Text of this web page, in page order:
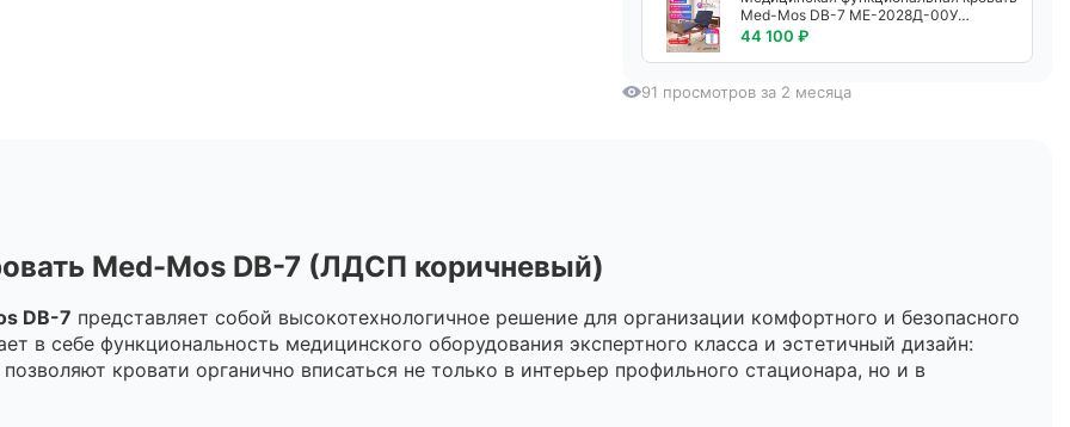
Med-Mos DB-7 МЕ-2028Д-00У
электрическая с гибридным приводом,
ЛДСП коричневого цвета, дугой и
инфузионной стойкой, с матрасом
44 100 ₽
91 просмотров за 2 месяца
Med-Mos DB-7 (ЛДСП коричневый)
DB-7 представляет собой высокотехнологичное решение для организации комфортного и безопасного
в себе функциональность медицинского оборудования экспертного класса и эстетичный дизайн:
кровати органично вписаться не только в интерьер профильного стационара, но и в